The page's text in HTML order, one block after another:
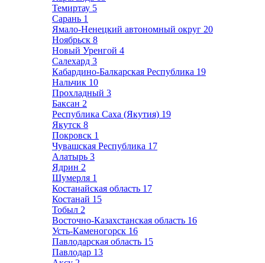
Темиртау 5
Сарань 1
Ямало-Ненецкий автономный округ 20
Ноябрьск 8
Новый Уренгой 4
Салехард 3
Кабардино-Балкарская Республика 19
Нальчик 10
Прохладный 3
Баксан 2
Республика Саха (Якутия) 19
Якутск 8
Покровск 1
Чувашская Республика 17
Алатырь 3
Ядрин 2
Шумерля 1
Костанайская область 17
Костанай 15
Тобыл 2
Восточно-Казахстанская область 16
Усть-Каменогорск 16
Павлодарская область 15
Павлодар 13